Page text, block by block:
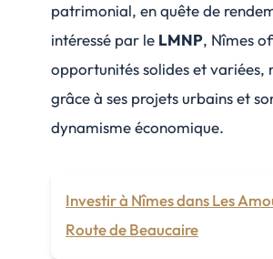
patrimonial, en quête de
intéressé par le LMNP, Nîmes
opportunités solides et variées,
grâce à ses projets urbains et
dynamisme économique.
Investir à Nîmes dans Les
Route de Beaucaire